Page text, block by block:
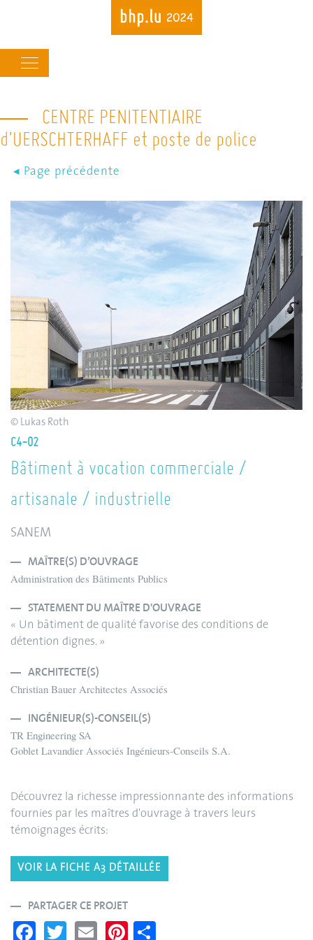
Skip
to
main
navigation
CENTRE PENITENTIAIRE
d’UERSCHTERHAFF et poste de police
C4-02
Bâtiment à vocation commerciale /
artisanale / industrielle
SANEM
MAÎTRE(S) D’OUVRAGE
Administration des Bâtiments Publics
STATEMENT DU MAÎTRE D'OUVRAGE
« Un bâtiment de qualité favorise des conditions de
détention dignes. »
ARCHITECTE(S)
Christian Bauer Architectes Associés
INGÉNIEUR(S)-CONSEIL(S)
TR Engineering SA
Goblet Lavandier Associés Ingénieurs-Conseils S.A.
Découvrez la richesse impressionnante des informations
fournies par les maîtres d'ouvrage à travers leurs
témoignages écrits:
VOIR LA FICHE A3 DÉTAILLÉE
PARTAGER CE PROJET
Fa T E Pi
© Lukas Roth